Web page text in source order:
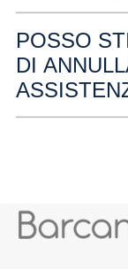
POSSO
DI